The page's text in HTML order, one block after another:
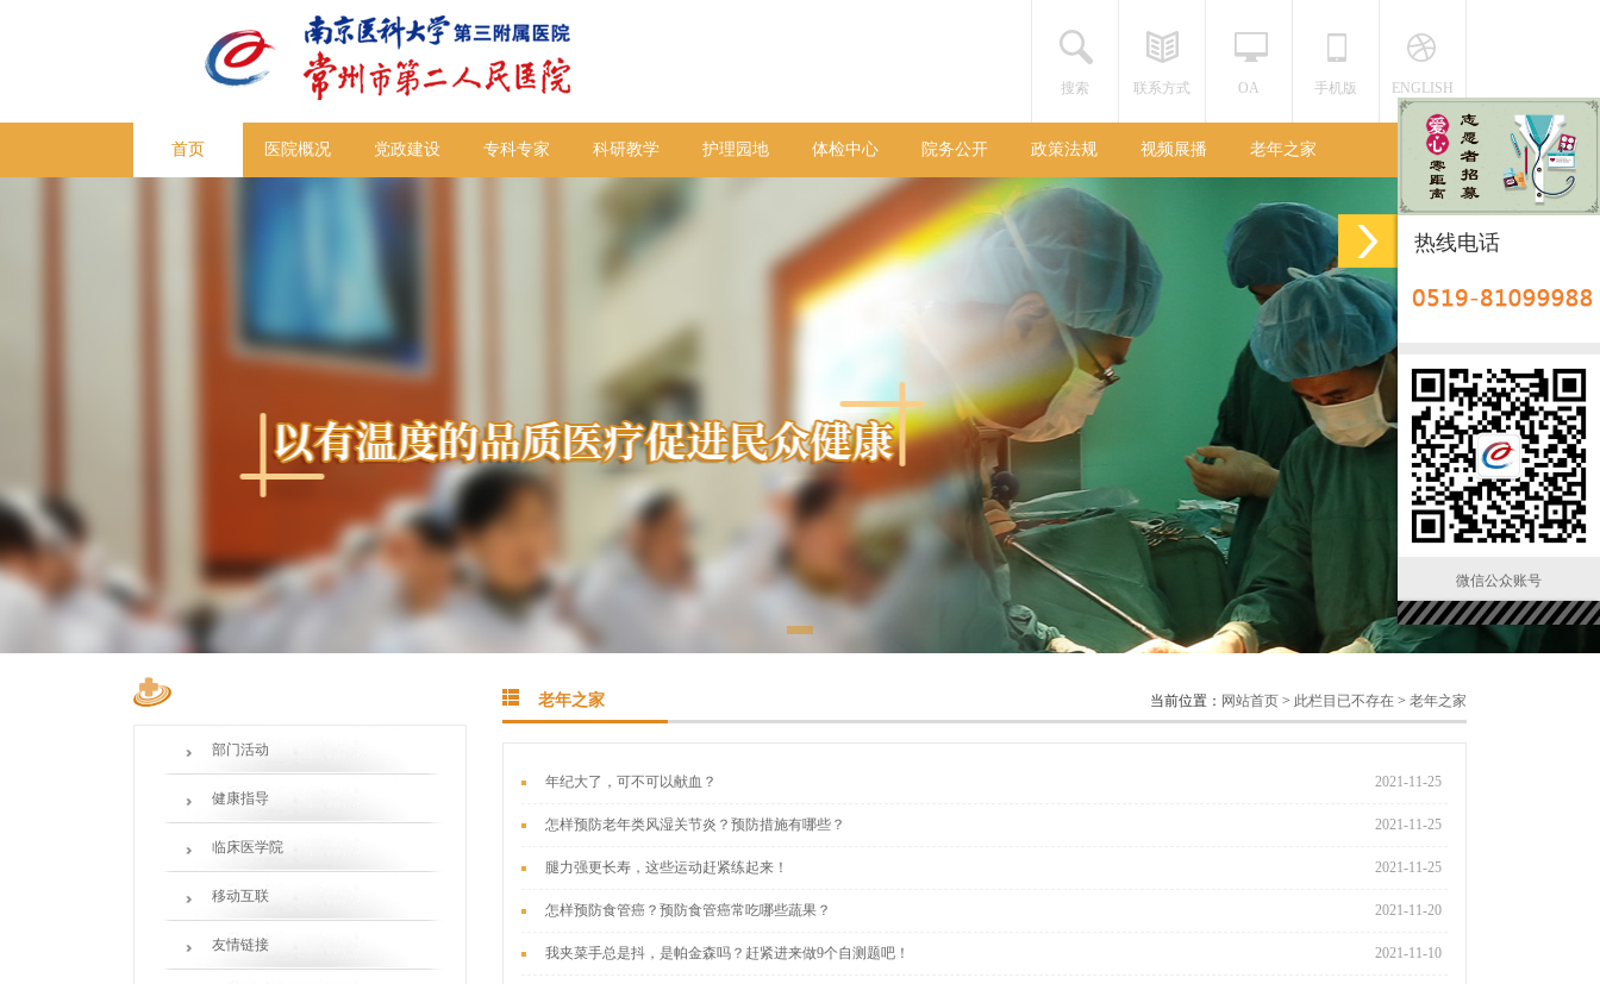
搜索 联系方式 OA 手机版 ENGLISH
首页 医院概况 党政建设 专科专家 科研教学 护理园地 体检中心 院务公开 政策法规 视频展播 老年之家
部门活动
健康指导
临床医学院
移动互联
友情链接
当前位置： 网站首页 > 此栏目已不存在 > 老年之家
老年之家
2021-11-25
年纪大了，可不可以献血？
2021-11-25
怎样预防老年类风湿关节炎？预防措施有哪些？
2021-11-25
腿力强更长寿，这些运动赶紧练起来！
2021-11-20
怎样预防食管癌？预防食管癌常吃哪些蔬果？
2021-11-10
我夹菜手总是抖，是帕金森吗？赶紧进来做9个自测题吧！
热线电话
微信公众账号